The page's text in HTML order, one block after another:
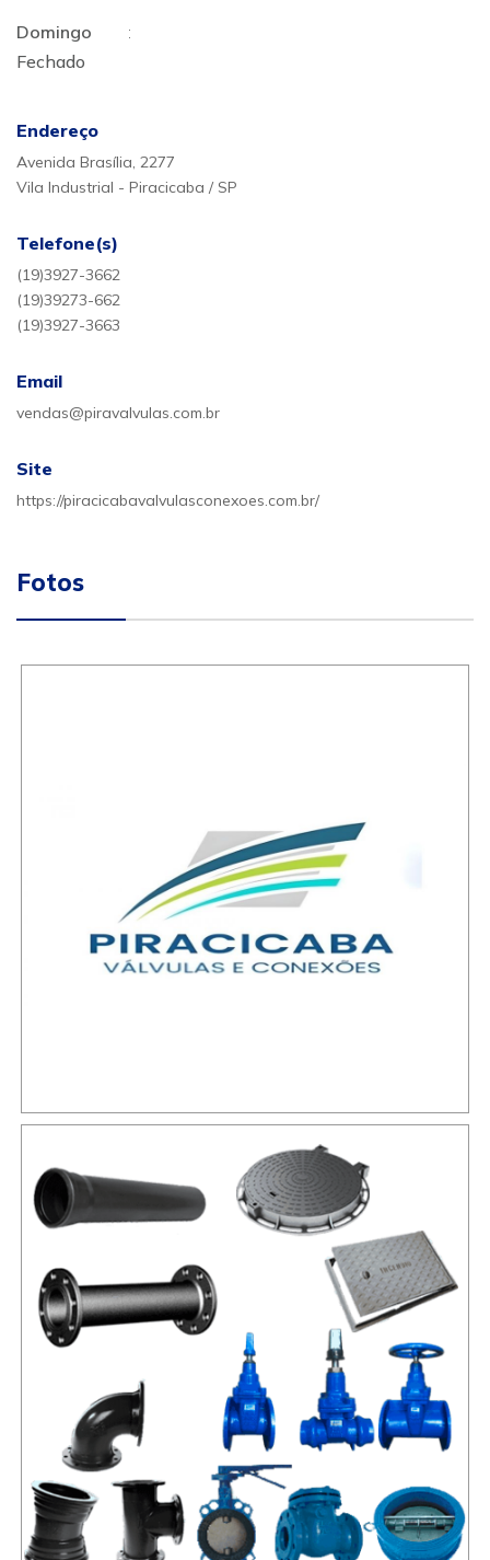
Domingo
:
Fechado
Endereço
Avenida Brasília, 2277
Vila Industrial - Piracicaba / SP
Telefone(s)
(19)3927-3662
(19)39273-662
(19)3927-3663
Email
vendas@piravalvulas.com.br
Site
https://piracicabavalvulasconexoes.com.br/
Fotos